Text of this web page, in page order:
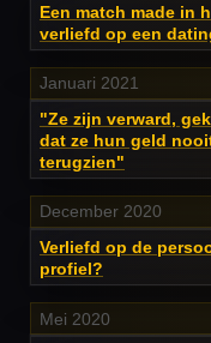
Een match made in
verliefd op een
Januari 2021
"Ze zijn verward,
dat ze hun geld
terugzien"
December 2020
Verliefd op de
profiel?
Mei 2020